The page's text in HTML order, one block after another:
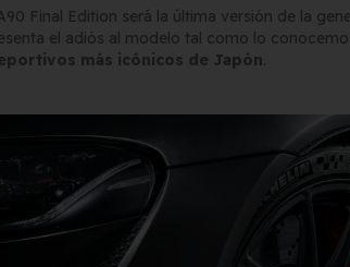
Final Edition será la última versión de la
el adiós al modelo tal como lo
más icónicos de Japón.
Patinete
|
fabricación
2 de junio de 2026
homologación de
de matrícula en
(según el BOE)
2 de junio de 2026